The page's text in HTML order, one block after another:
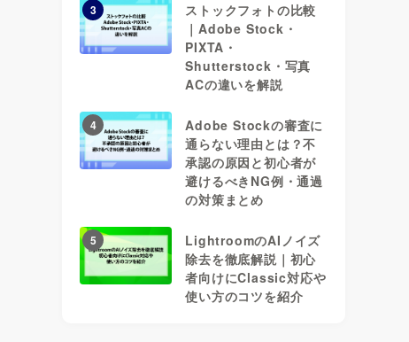
3
ストックフォトの比較
｜Adobe Stock・
PIXTA・
Shutterstock・写真
ACの違いを解説
4
Adobe Stockの審査に
通らない理由とは？不
承認の原因と初心者が
避けるべきNG例・通過
の対策まとめ
5
LightroomのAIノイズ
除去を徹底解説｜初心
者向けにClassic対応や
使い方のコツを紹介